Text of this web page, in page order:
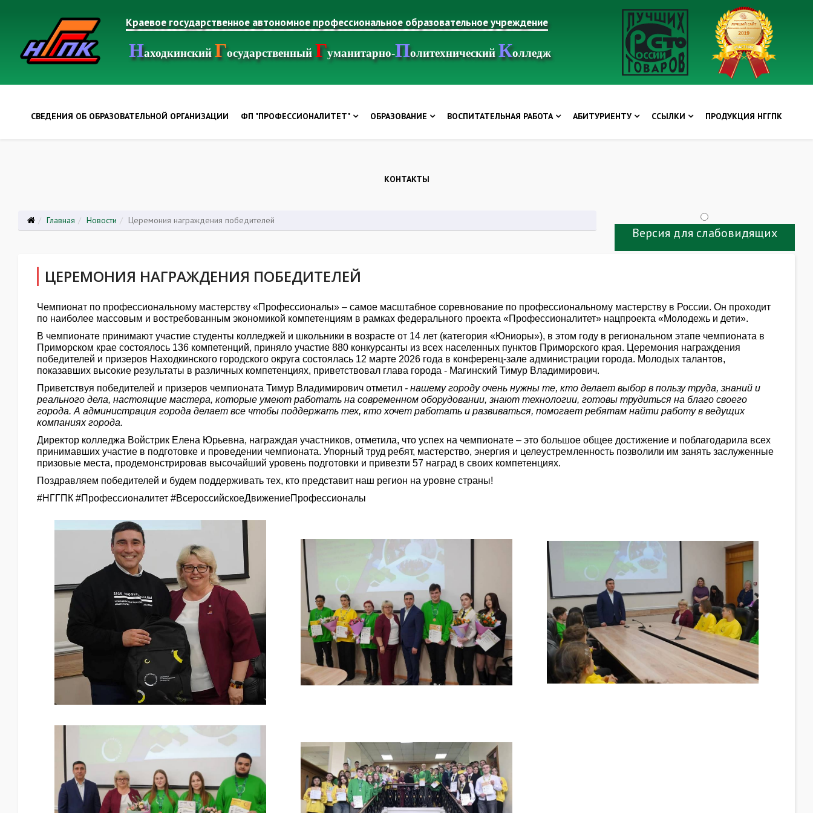
Краевое государственное автономное профессиональное образовательное учреждение
НаходкинскийГосударственныйГуманитарно-ПолитехническийКолледж
СВЕДЕНИЯ ОБ ОБРАЗОВАТЕЛЬНОЙ ОРГАНИЗАЦИИ ФП "ПРОФЕССИОНАЛИТЕТ" ОБРАЗОВАНИЕ ВОСПИТАТЕЛЬНАЯ РАБОТА АБИТУРИЕНТУ ССЫЛКИ ПРОДУКЦИЯ НГГПК
КОНТАКТЫ
Главная Новости Церемония награждения победителей
Версия для слабовидящих
ЦЕРЕМОНИЯ НАГРАЖДЕНИЯ ПОБЕДИТЕЛЕЙ
Чемпионат по профессиональному мастерству «Профессионалы» – самое масштабное соревнование по профессиональному мастерству в России. Он проходит
по наиболее массовым и востребованным экономикой компетенциям в рамках федерального проекта «Профессионалитет» нацпроекта «Молодежь и дети».
В чемпионате принимают участие студенты колледжей и школьники в возрасте от 14 лет (категория «Юниоры»), в этом году в региональном этапе чемпионата в
Приморском крае состоялось 136 компетенций, приняло участие 880 конкурсанты из всех населенных пунктов Приморского края. Церемония награждения
победителей и призеров Находкинского городского округа состоялась 12 марте 2026 года в конференц-зале администрации города. Молодых талантов,
показавших высокие результаты в различных компетенциях, приветствовал глава города - Магинский Тимур Владимирович.
Приветствуя победителей и призеров чемпионата Тимур Владимирович отметил - нашему городу очень нужны те, кто делает выбор в пользу труда, знаний и
реального дела, настоящие мастера, которые умеют работать на современном оборудовании, знают технологии, готовы трудиться на благо своего
города. А администрация города делает все чтобы поддержать тех, кто хочет работать и развиваться, помогает ребятам найти работу в ведущих
компаниях города.
Директор колледжа Войстрик Елена Юрьевна, награждая участников, отметила, что успех на чемпионате – это большое общее достижение и поблагодарила всех
принимавших участие в подготовке и проведении чемпионата. Упорный труд ребят, мастерство, энергия и целеустремленность позволили им занять заслуженные
призовые места, продемонстрировав высочайший уровень подготовки и привезти 57 наград в своих компетенциях.
Поздравляем победителей и будем поддерживать тех, кто представит наш регион на уровне страны!
#НГГПК #Профессионалитет #ВсероссийскоеДвижениеПрофессионалы